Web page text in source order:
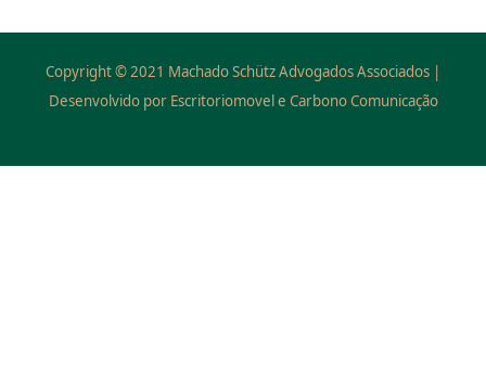
Copyright © 2021 Machado Schütz Advogados Associados |
Desenvolvido por Escritoriomovel e Carbono Comunicação